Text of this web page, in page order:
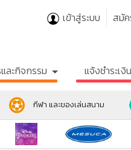
เข้าสู่ระบบ สมั
ละกิจกรรม แจ้งชำระเงิน
กีฬา และของเล่นสนาม